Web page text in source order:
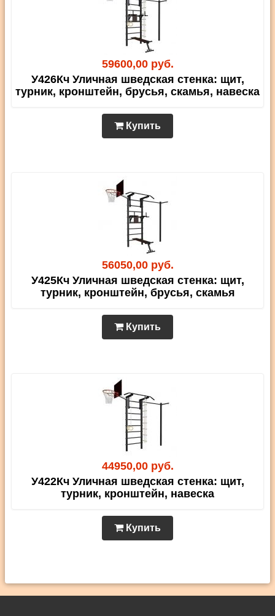
59600,00 руб.
У426Кч Уличная шведская стенка: щит,
турник, кронштейн, брусья, скамья, навеска
Купить
56050,00 руб.
У425Кч Уличная шведская стенка: щит,
турник, кронштейн, брусья, скамья
Купить
44950,00 руб.
У422Кч Уличная шведская стенка: щит,
турник, кронштейн, навеска
Купить